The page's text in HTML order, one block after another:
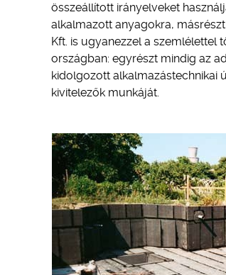
összeállított irányelveket
alkalmazott anyagokra,
Kft. is ugyanezzel a szemlélettel
országban: egyrészt mindig az
kidolgozott alkalmazástechnikai
kivitelezők munkáját.